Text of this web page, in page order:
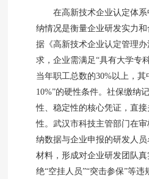
在高新技术企业认定体
纳情况是衡量企业研发实力
据《高新技术企业认定管理
求，企业需满足“具有大学专
当年职工总数的30%以上，
10%”的硬性条件。社保缴纳
性、稳定性的核心凭证，直
性。武汉市科技主管部门在
纳数据与企业申报的研发人
材料，形成对企业研发团队
绝“空挂人员”“突击参保”等违